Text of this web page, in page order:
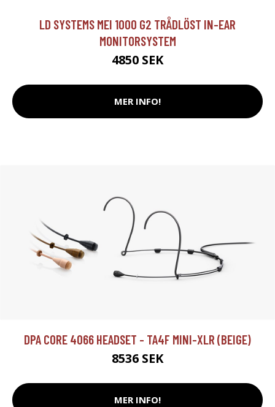
LD SYSTEMS MEI 1000 G2 TRÅDLÖST IN-EAR
MONITORSYSTEM
4850 SEK
MER INFO!
DPA CORE 4066 HEADSET - TA4F MINI-XLR (BEIGE)
8536 SEK
MER INFO!